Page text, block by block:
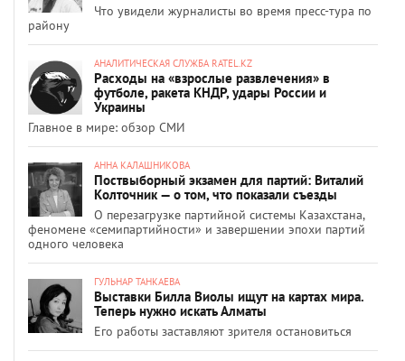
Что увидели журналисты во время пресс-тура по
району
АНАЛИТИЧЕСКАЯ СЛУЖБА RATEL.KZ
Расходы на «взрослые развлечения» в
футболе, ракета КНДР, удары России и
Украины
Главное в мире: обзор СМИ
АННА КАЛАШНИКОВА
Поствыборный экзамен для партий: Виталий
Колточник — о том, что показали съезды
О перезагрузке партийной системы Казахстана,
феномене «семипартийности» и завершении эпохи партий
одного человека
ГУЛЬНАР ТАНКАЕВА
Выставки Билла Виолы ищут на картах мира.
Теперь нужно искать Алматы
Его работы заставляют зрителя остановиться